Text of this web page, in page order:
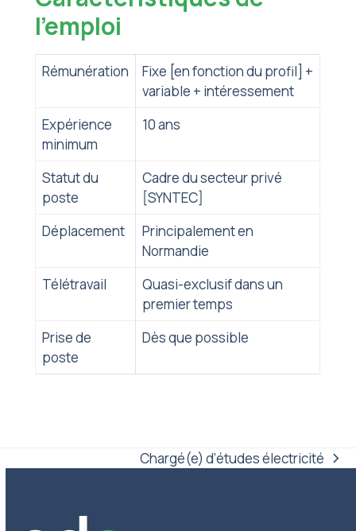
l'emploi
Rémunération
Fixe [en fonction du profil] +
variable + intéressement
Expérience
minimum
10 ans
Statut du
poste
Cadre du secteur privé
[SYNTEC]
Déplacement
Principalement en
Normandie
Télétravail
Quasi-exclusif dans un
premier temps
Prise de
poste
Dès que possible
next
Chargé(e) d’études électricité